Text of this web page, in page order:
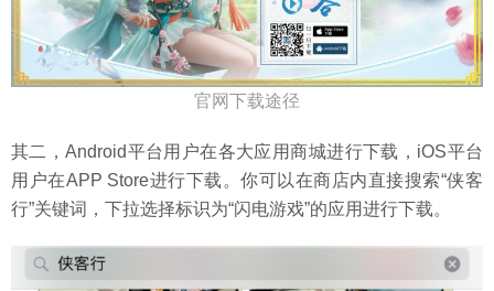
官网下载途径
其二，Android平台用户在各大应用商城进行下载，iOS平台
用户在APP Store进行下载。你可以在商店内直接搜索“侠客
行”关键词，下拉选择标识为“闪电游戏”的应用进行下载。